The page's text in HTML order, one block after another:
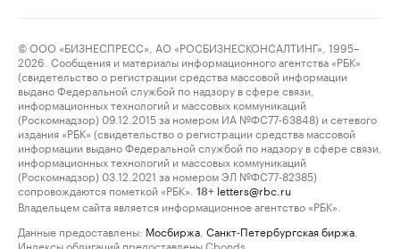
© ООО «БИЗНЕСПРЕСС», АО «РОСБИЗНЕСКОНСАЛТИНГ», 1995–
2026. Сообщения и материалы информационного агентства «РБК»
(свидетельство о регистрации средства массовой информации
выдано Федеральной службой по надзору в сфере связи,
информационных технологий и массовых коммуникаций
(Роскомнадзор) 09.12.2015 за номером ИА №ФС77-63848) и сетевого
издания «РБК» (свидетельство о регистрации средства массовой
информации выдано Федеральной службой по надзору в сфере связи,
информационных технологий и массовых коммуникаций
(Роскомнадзор) 03.12.2021 за номером ЭЛ №ФС77-82385)
сопровождаются пометкой «РБК».
18+ letters@rbc.ru
Владельцем сайта является информационное агентство «РБК».
Данные предоставлены: Мосбиржа Санкт-Петербургская биржа
Индексы облигаций предоставлены Cbonds.